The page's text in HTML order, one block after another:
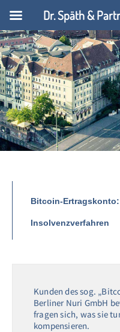
Bitcoin-
Insolvenzverfahren
Kunden des sog.
Berliner Nuri GmbH
fragen sich, was sie
kompensieren.
Dr. Späth &